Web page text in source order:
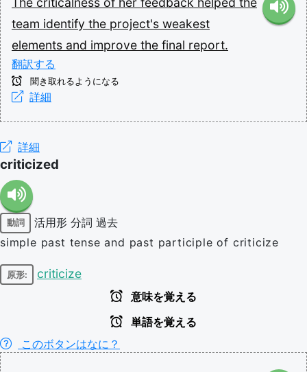
team identify the project's weakest
elements and improve the final report.
翻訳する
聞き取れるようになる
詳細
詳細
criticized
動詞 活用形 分詞 過去
simple past tense and past participle of criticize
原形: criticize
意味を覚える
単語を覚える
このボタンはなに？